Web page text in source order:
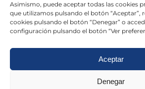
Asimismo, puede aceptar todas las cookies
que utilizamos pulsando el botón “Aceptar”,
cookies pulsando el botón “Denegar” o
configuración pulsando el botón “Ver
Aceptar
Denegar
He leído y acepto laPolítica de
Politica de cookies|Aviso Legal